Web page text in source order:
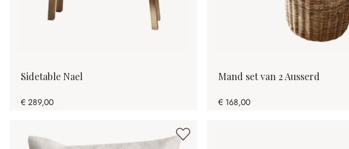
Sidetable Nael
€ 289,00
Mand set van 2 Ausserd
€ 168,00